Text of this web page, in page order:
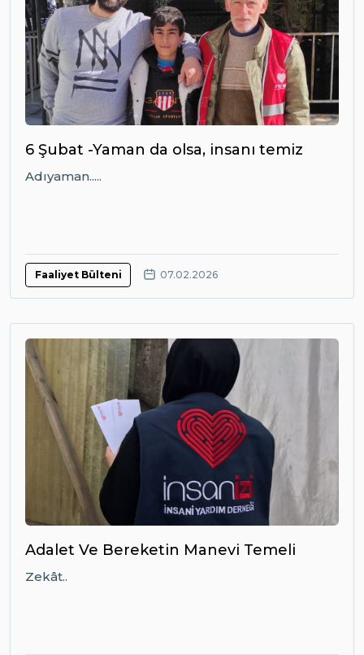
6 Şubat -Yaman da olsa, insanı temiz
Adıyaman.....
Faaliyet Bülteni 07.02.2026
Adalet Ve Bereketin Manevi Temeli
Zekât..